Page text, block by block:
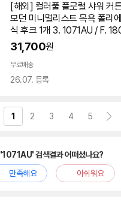
[해외] 컬러풀 플로럴 샤워 커
모던 미니멀리스트 목욕 폴리
식 후크 1개 3. 1071AU / F.
31,700원
무료배송
26.07. 등록
1 2 3 4 5
'1071AU' 검색결과 어떠셨나요?
만족해요
아쉬워요